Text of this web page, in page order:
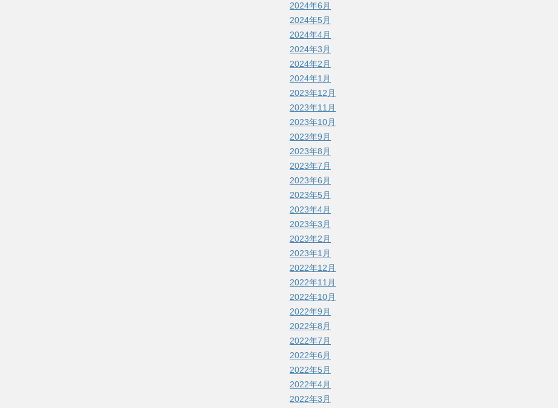
2024年6月
2024年5月
2024年4月
2024年3月
2024年2月
2024年1月
2023年12月
2023年11月
2023年10月
2023年9月
2023年8月
2023年7月
2023年6月
2023年5月
2023年4月
2023年3月
2023年2月
2023年1月
2022年12月
2022年11月
2022年10月
2022年9月
2022年8月
2022年7月
2022年6月
2022年5月
2022年4月
2022年3月